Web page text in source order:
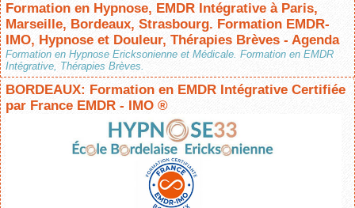
Formation en Hypnose, EMDR Intégrative à Paris,
Marseille, Bordeaux, Strasbourg. Formation EMDR-
IMO, Hypnose et Douleur, Thérapies Brèves - Agenda
Formation en Hypnose Ericksonienne et Médicale. Formation en EMDR
Intégrative, Thérapies Brèves.
BORDEAUX: Formation en EMDR Intégrative Certifiée
par France EMDR - IMO ®